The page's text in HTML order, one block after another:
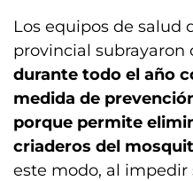
Los equipos de salud
provincial subrayaron
durante todo el año
medida de
porque permite
criaderos del
este modo, al impedir